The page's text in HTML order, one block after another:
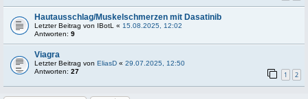
Hautausschlag/Muskelschmerzen mit Dasatinib
Letzter Beitrag von IBotL « 15.08.2025, 12:02
Antworten: 9
Viagra
Letzter Beitrag von EliasD « 29.07.2025, 12:50
Antworten: 27 1 2